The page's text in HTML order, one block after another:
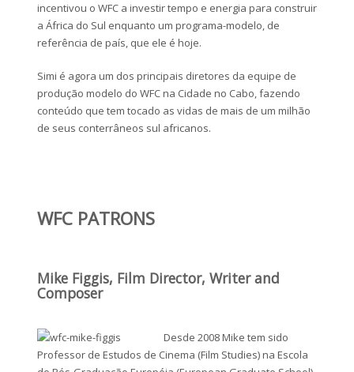
incentivou o WFC a investir tempo e energia para construir
a África do Sul enquanto um programa-modelo, de
referência de país, que ele é hoje.
Simi é agora um dos principais diretores da equipe de
produção modelo do WFC na Cidade no Cabo, fazendo
conteúdo que tem tocado as vidas de mais de um milhão
de seus conterrâneos sul africanos.
WFC PATRONS
Mike Figgis, Film Director, Writer and
Composer
Desde 2008 Mike tem sido
Professor de Estudos de Cinema (Film Studies) na Escola